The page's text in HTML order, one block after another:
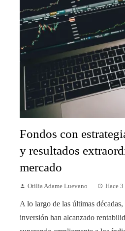
Fondos con
y resultados
mercado
Otilia Adame Luevano Hace 3
A lo largo de las últimas
inversión han alcanzado